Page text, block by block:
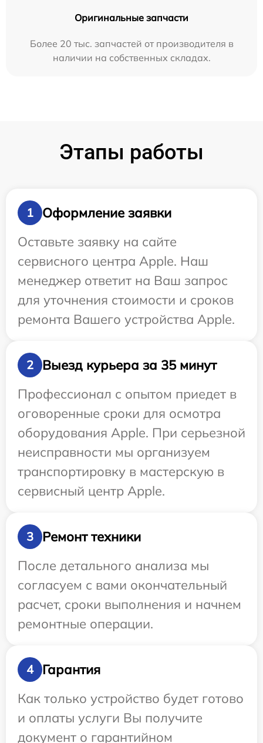
Оригинальные запчасти
Более 20 тыс. запчастей от производителя в
наличии на собственных складах.
Этапы работы
1
Оформление заявки
Оставьте заявку на сайте
сервисного центра Apple. Наш
менеджер ответит на Ваш запрос
для уточнения стоимости и сроков
ремонта Вашего устройства Apple.
2
Выезд курьера за 35 минут
Профессионал с опытом приедет в
оговоренные сроки для осмотра
оборудования Apple. При серьезной
неисправности мы организуем
транспортировку в мастерскую в
сервисный центр Apple.
3
Ремонт техники
После детального анализа мы
согласуем с вами окончательный
расчет, сроки выполнения и начнем
ремонтные операции.
4
Гарантия
Как только устройство будет готово
и оплаты услуги Вы получите
документ о гарантийном